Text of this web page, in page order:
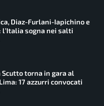
Diaz-Furlani-Iapichino e
l’Italia sogna nei salti
Scutto torna in gara al
17 azzurri convocati